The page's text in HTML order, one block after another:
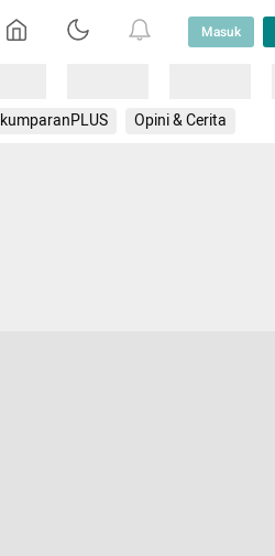
Masuk
kumparanPLUS Opini & Cerita